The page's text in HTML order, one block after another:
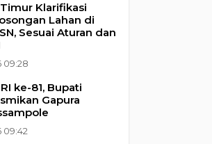
Klarifikasi
Lahan di
Sesuai Aturan dan
09:28
ke-81, Bupati
Gapura
09:42